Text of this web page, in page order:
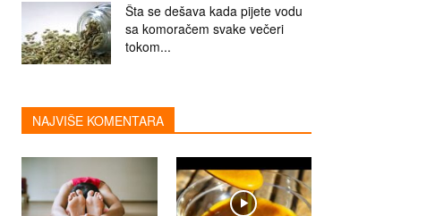
Šta se dešava kada pijete vodu
sa komoračem svake večeri
tokom...
NAJVIŠE KOMENTARA